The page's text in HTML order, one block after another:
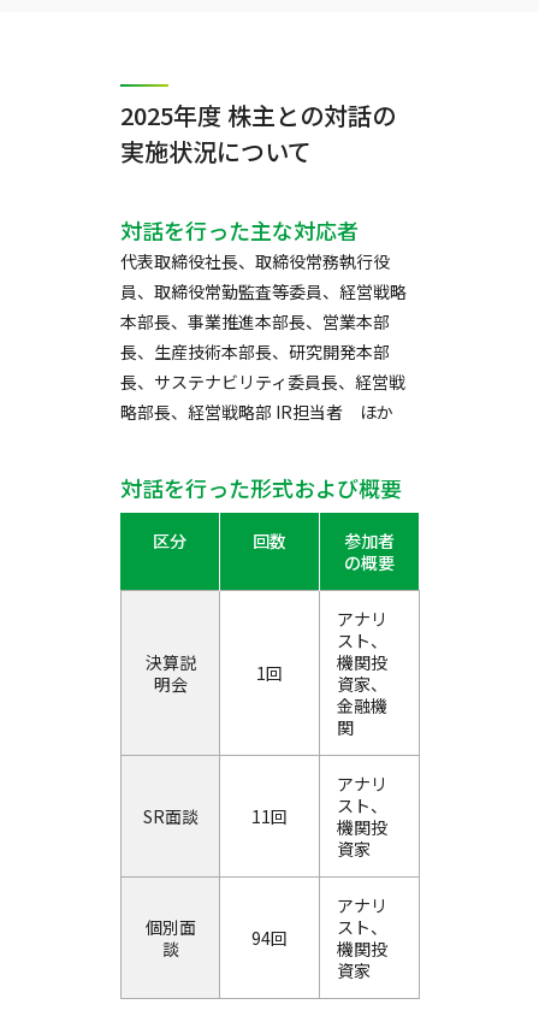
2025年度 株主との対話の
実施状況について
対話を行った主な対応者
代表取締役社長、取締役常務執行役
員、取締役常勤監査等委員、経営戦略
本部長、事業推進本部長、営業本部
長、生産技術本部長、研究開発本部
長、サステナビリティ委員長、経営戦
略部長、経営戦略部 IR担当者 ほか
対話を行った形式および概要
区分 回数
参加者
の概要
決算説
明会
1回
アナリ
スト、
機関投
資家、
金融機
関
SR面談 11回
アナリ
スト、
機関投
資家
個別面
談
94回
アナリ
スト、
機関投
資家